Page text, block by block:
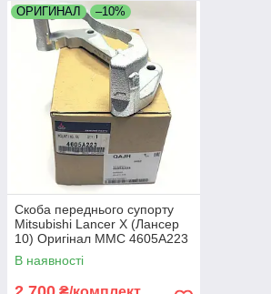
ОРИГИНАЛ –10%
Скоба переднього супорту
Mitsubishi Lancer X (Лансер
10) Оригінал MMC 4605A223
В наявності